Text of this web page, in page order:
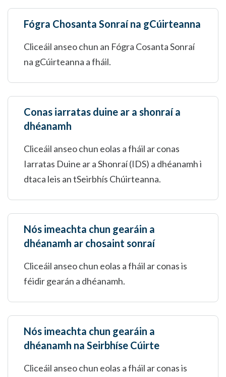
Fógra Chosanta Sonraí na gCúirteanna
Cliceáil anseo chun an Fógra Cosanta Sonraí
na gCúirteanna a fháil.
Conas iarratas duine ar a shonraí a
dhéanamh
Cliceáil anseo chun eolas a fháil ar conas
Iarratas Duine ar a Shonraí (IDS) a dhéanamh i
dtaca leis an tSeirbhís Chúirteanna.
Nós imeachta chun gearáin a
dhéanamh ar chosaint sonraí
Cliceáil anseo chun eolas a fháil ar conas is
féidir gearán a dhéanamh.
Nós imeachta chun gearáin a
dhéanamh na Seirbhíse Cúirte
Cliceáil anseo chun eolas a fháil ar conas is